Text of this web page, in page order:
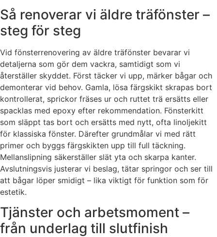
Så renoverar vi äldre träfönster –
steg för steg
Vid fönsterrenovering av äldre träfönster bevarar vi
detaljerna som gör dem vackra, samtidigt som vi
återställer skyddet. Först täcker vi upp, märker bågar och
demonterar vid behov. Gamla, lösa färgskikt skrapas bort
kontrollerat, sprickor fräses ur och ruttet trä ersätts eller
spacklas med epoxy efter rekommendation. Fönsterkitt
som släppt tas bort och ersätts med nytt, ofta linoljekitt
för klassiska fönster. Därefter grundmålar vi med rätt
primer och byggs färgskikten upp till full täckning.
Mellanslipning säkerställer slät yta och skarpa kanter.
Avslutningsvis justerar vi beslag, tätar springor och ser till
att bågar löper smidigt – lika viktigt för funktion som för
estetik.
Tjänster och arbetsmoment –
från underlag till slutfinish